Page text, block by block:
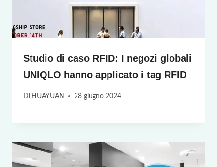
Studio di caso RFID: I negozi globali
UNIQLO hanno applicato i tag RFID
Di HUAYUAN 28 giugno 2024